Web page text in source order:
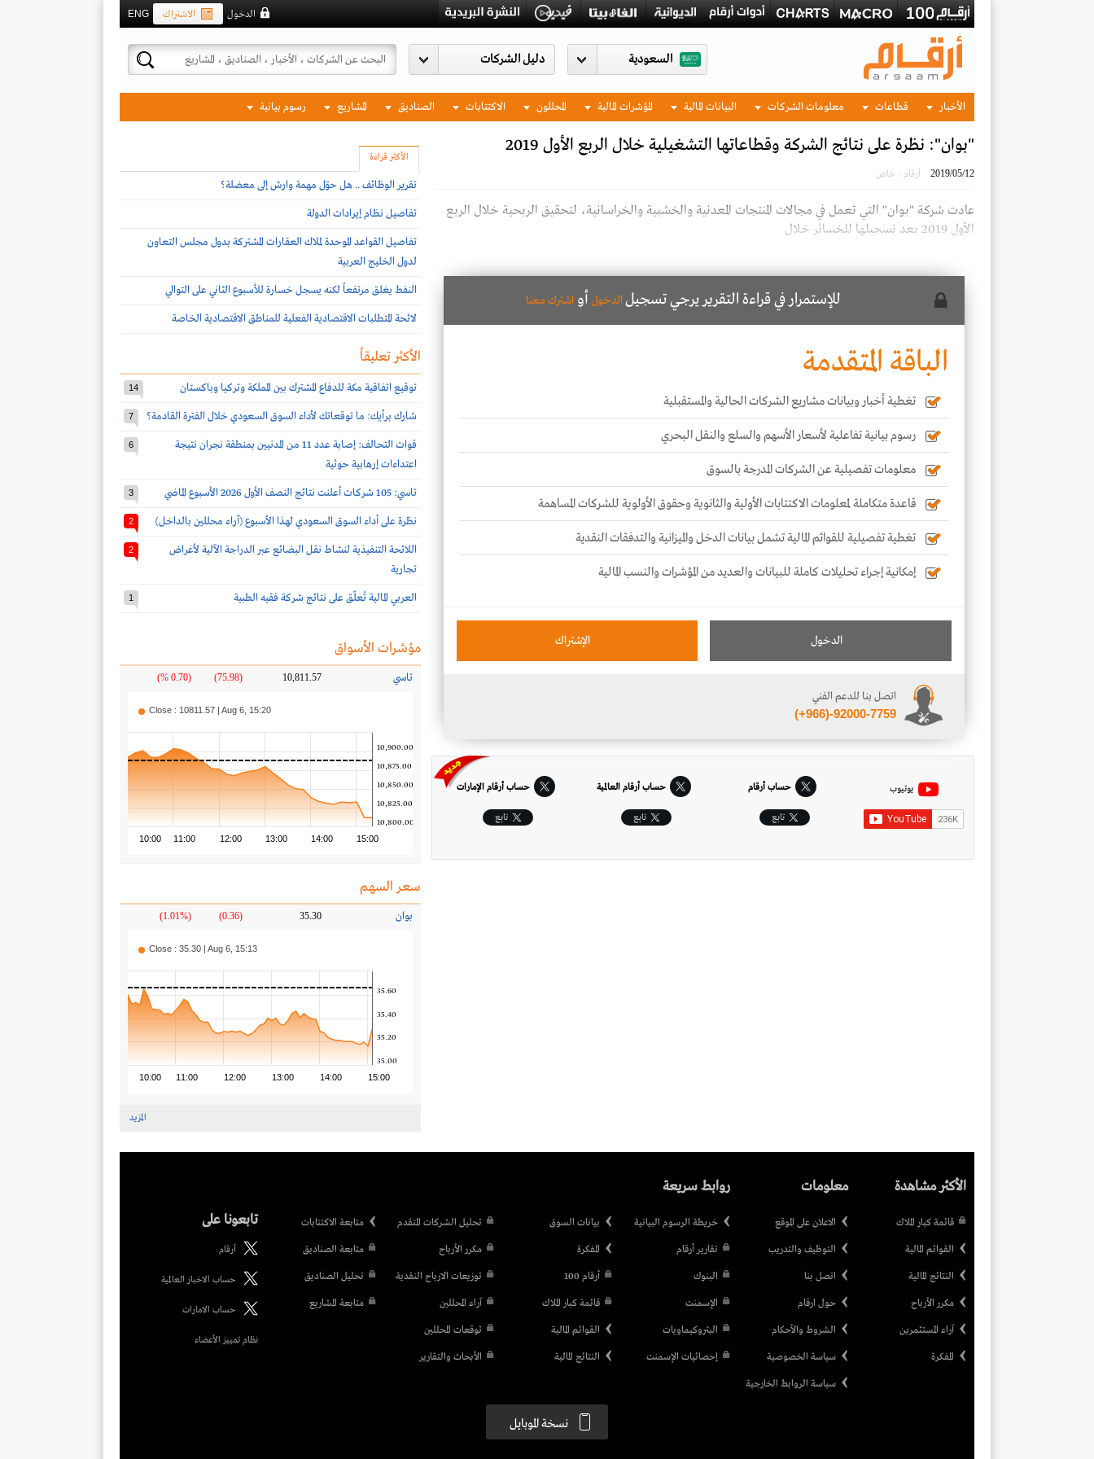
ENG الاشتراك الدخول
السعودية
الأخبار قطاعات معلومات الشركات البيانات المالية المؤشرات المالية المحللون الاكتتابات الصناديق المشاريع رسوم بيانية
"بوان": نظرة على نتائج الشركة وقطاعاتها التشغيلية خلال الربع الأول 2019
2019/05/12 أرقام - خاص
عادت شركة "بوان" التي تعمل في مجالات المنتجات المعدنية والخشبية والخراسانية، لتحقيق الربحية خلال الربع
الأول 2019 بعد تسجيلها للخسائر خلال
للإستمرار في قراءة التقرير يرجي تسجيلالدخول أو اشترك معنا
الباقة المتقدمة
تغطية أخبار وبيانات مشاريع الشركات الحالية والمستقبلية
رسوم بيانية تفاعلية لأسعار الأسهم والسلع والنقل البحري
معلومات تفصيلية عن الشركات المدرجة بالسوق
قاعدة متكاملة لمعلومات الاكتتابات الأولية والثانوية وحقوق الأولوية للشركات المساهمة
تغطية تفصيلية للقوائم المالية تشمل بيانات الدخل والميزانية والتدفقات النقدية
إمكانية إجراء تحليلات كاملة للبيانات والعديد من المؤشرات والنسب المالية
الدخول الإشتراك
اتصل بنا للدعم الفني
(+966)-92000-7759
يوتيوب حساب أرقام
تابِع
حساب أرقام العالمية
تابِع
حساب أرقام الإمارات‎
تابِع
الأكثر قراءة
تقرير الوظائف .. هل حوّل مهمة وارش إلى معضلة؟
تفاصيل نظام إيرادات الدولة
تفاصيل القواعد الموحدة لملاك العقارات المشتركة بدول مجلس التعاون
لدول الخليج العربية
النفط يغلق مرتفعاً لكنه يسجل خسارة للأسبوع الثاني على التوالي
لائحة المتطلبات الاقتصادية الفعلية للمناطق الاقتصادية الخاصة
الأكثر تعليقاً
توقيع اتفاقية مكة للدفاع المشترك بين المملكة وتركيا وباكستان 14
شارك برأيك: ما توقعاتك لأداء السوق السعودي خلال الفترة القادمة؟ 7
قوات التحالف: إصابة عدد 11 من المدنيين بمنطقة نجران نتيجة
اعتداءات إرهابية حوثية
6
تاسي: 105 شركات أعلنت نتائج النصف الأول 2026 الأسبوع الماضي 3
نظرة على أداء السوق السعودي لهذا الأسبوع (آراء محللين بالداخل) 2
اللائحة التنفيذية لنشاط نقل البضائع عبر الدراجة الآلية لأغراض
تجارية
2
العربي المالية تُعلّق على نتائج شركة فقيه الطبية 1
مؤشرات الأسواق
تاسي 10,811.57
(75.98)
(0.70 %)
10:00 11:00 12:00 13:00 14:00 15:00
10,800.00
10,825.00
10,850.00
10,875.00
10,900.00
Close : 10811.57 | Aug 6, 15:20
سعر السهم
بوان 35.30
(0.36)
(1.01%)
10:00 11:00 12:00 13:00 14:00 15:00
35.00
35.20
35.40
35.60
Close : 35.30 | Aug 6, 15:13
المزيد
الأكثر مشاهدة
قائمة كبار الملاك
القوائم المالية
النتائج المالية
مكرر الأرباح
آراء المستثمرين
المفكرة
معلومات
الاعلان على الموقع
التوظيف والتدريب
اتصل بنا
حول ارقام
الشروط والأحكام
سياسة الخصوصية
سياسة الروابط الخارجية
روابط سريعة
خريطة الرسوم البيانية
تقارير أرقام
البنوك
الإسمنت
البتروكيماويات
إحصائيات الإسمنت
بيانات السوق
المفكرة
أرقام 100
قائمة كبار الملاك
القوائم المالية
النتائج المالية
تحليل الشركات المتقدم
مكرر الأرباح
توزيعات الارباح النقدية
آراء المحللين
توقعات المحللين
الأبحاث والتقارير
متابعة الاكتتابات
متابعة الصناديق
تحليل الصناديق
متابعة المشاريع
تابعونا على
أرقام
حساب الاخبار العالمية
حساب الامارات
نظام تمييز الأعضاء
نسخة الموبايل